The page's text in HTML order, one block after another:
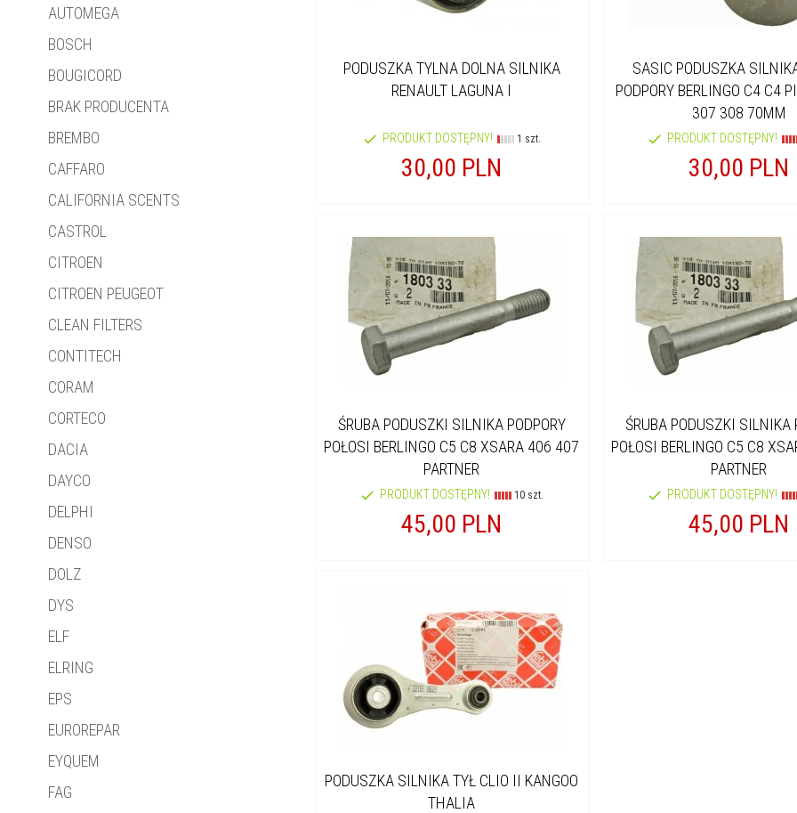
AUTOMEGA
BOSCH
BOUGICORD
BRAK PRODUCENTA
BREMBO
CAFFARO
CALIFORNIA SCENTS
CASTROL
CITROEN
CITROEN PEUGEOT
CLEAN FILTERS
CONTITECH
CORAM
CORTECO
DACIA
DAYCO
DELPHI
DENSO
DOLZ
DYS
ELF
ELRING
EPS
EUROREPAR
EYQUEM
FAG
PODUSZKA TYLNA DOLNA SILNIKA
RENAULT LAGUNA I
PRODUKT DOSTĘPNY! 1 szt.
30,00 PLN
SASIC PODUSZKA
PODPORY BERLINGO C4 C4
307 308 70MM
PRODUKT DOSTĘPNY!
30,00 PLN
ŚRUBA PODUSZKI SILNIKA PODPORY
POŁOSI BERLINGO C5 C8 XSARA 406 407
PARTNER
PRODUKT DOSTĘPNY! 10 szt.
45,00 PLN
ŚRUBA PODUSZKI SILNIKA
POŁOSI BERLINGO C5 C8
PARTNER
PRODUKT DOSTĘPNY!
45,00 PLN
PODUSZKA SILNIKA TYŁ CLIO II KANGOO
THALIA